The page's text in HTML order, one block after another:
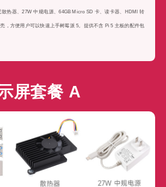
散热器、27W 中规电源、64GB Micro SD 卡、读卡器、HDMI 转
，方便用户可以快速上手树莓派 5。提供不含 Pi 5 主板的配件包
屏套餐 A